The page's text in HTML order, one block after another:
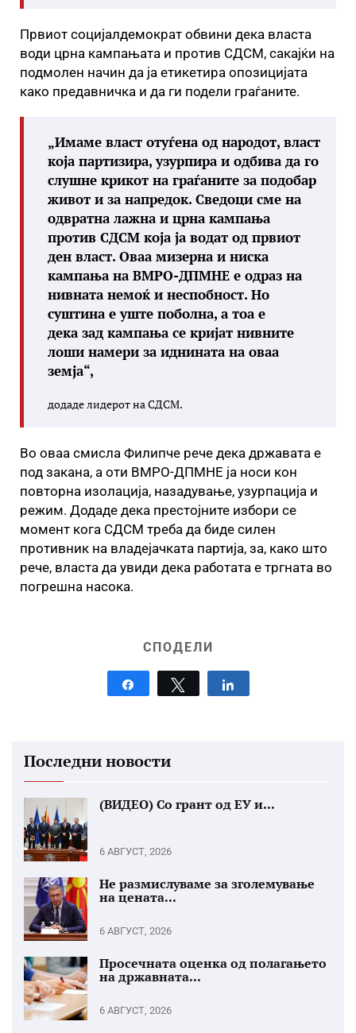
Првиот социјалдемократ обвини дека власта
води црна кампањата и против СДСМ, сакајќи на
подмолен начин да ја етикетира опозицијата
како предавничка и да ги подели граѓаните.
„Имаме власт отуѓена од народот, власт
која партизира, узурпира и одбива да го
слушне крикот на граѓаните за подобар
живот и за напредок. Сведоци сме на
одвратна лажна и црна кампања
против СДСМ која ја водат од првиот
ден власт. Оваа мизерна и ниска
кампања на ВМРО-ДПМНЕ е одраз на
нивната немоќ и неспобност. Но
суштина е уште поболна, а тоа е
дека зад кампања се кријат нивните
лоши намери за иднината на оваа
земја“,
додаде лидерот на СДСМ.
Во оваа смисла Филипче рече дека државата е
под закана, а оти ВМРО-ДПМНЕ ја носи кон
повторна изолација, назадување, узурпација и
режим. Додаде дека престојните избори се
момент кога СДСМ треба да биде силен
противник на владејачката партија, за, како што
рече, власта да увиди дека работата е тргната во
погрешна насока.
СПОДЕЛИ
Tweet
Последни новости
(ВИДЕО) Со грант од ЕУ и...
6 АВГУСТ, 2026
Не размислуваме за зголемување
на цената...
6 АВГУСТ, 2026
Просечната оценка од полагањето
на државната...
6 АВГУСТ, 2026